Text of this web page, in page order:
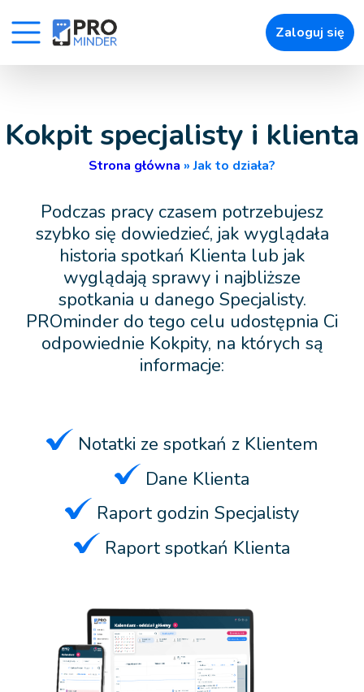
» Uroda
» Łatwe umawianie wizyt
» Zapisy online
» Raporty i Kokpity
» Pozostałe
Zaloguj się
Kokpit specjalisty i klienta
Strona główna » Jak to działa?
Podczas pracy czasem potrzebujesz
szybko się dowiedzieć, jak wyglądała
historia spotkań Klienta lub jak
wyglądają sprawy i najbliższe
spotkania u danego Specjalisty.
PROminder do tego celu udostępnia Ci
odpowiednie Kokpity, na których są
informacje:
Notatki ze spotkań z Klientem
Dane Klienta
Raport godzin Specjalisty
Raport spotkań Klienta